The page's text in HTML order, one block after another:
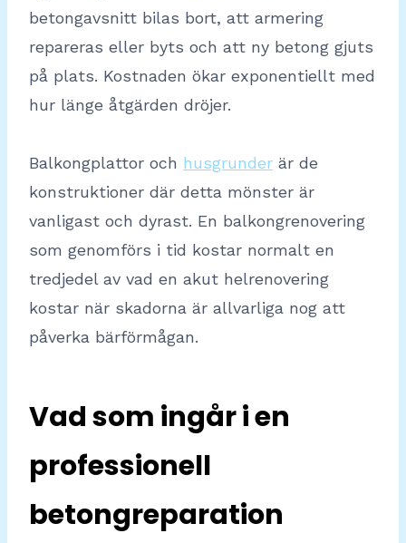
betongavsnitt bilas bort, att armering
repareras eller byts och att ny betong gjuts
på plats. Kostnaden ökar exponentiellt med
hur länge åtgärden dröjer.
Balkongplattor och husgrunder är de
konstruktioner där detta mönster är
vanligast och dyrast. En balkongrenovering
som genomförs i tid kostar normalt en
tredjedel av vad en akut helrenovering
kostar när skadorna är allvarliga nog att
påverka bärförmågan.
Vad som ingår i en
professionell
betongreparation